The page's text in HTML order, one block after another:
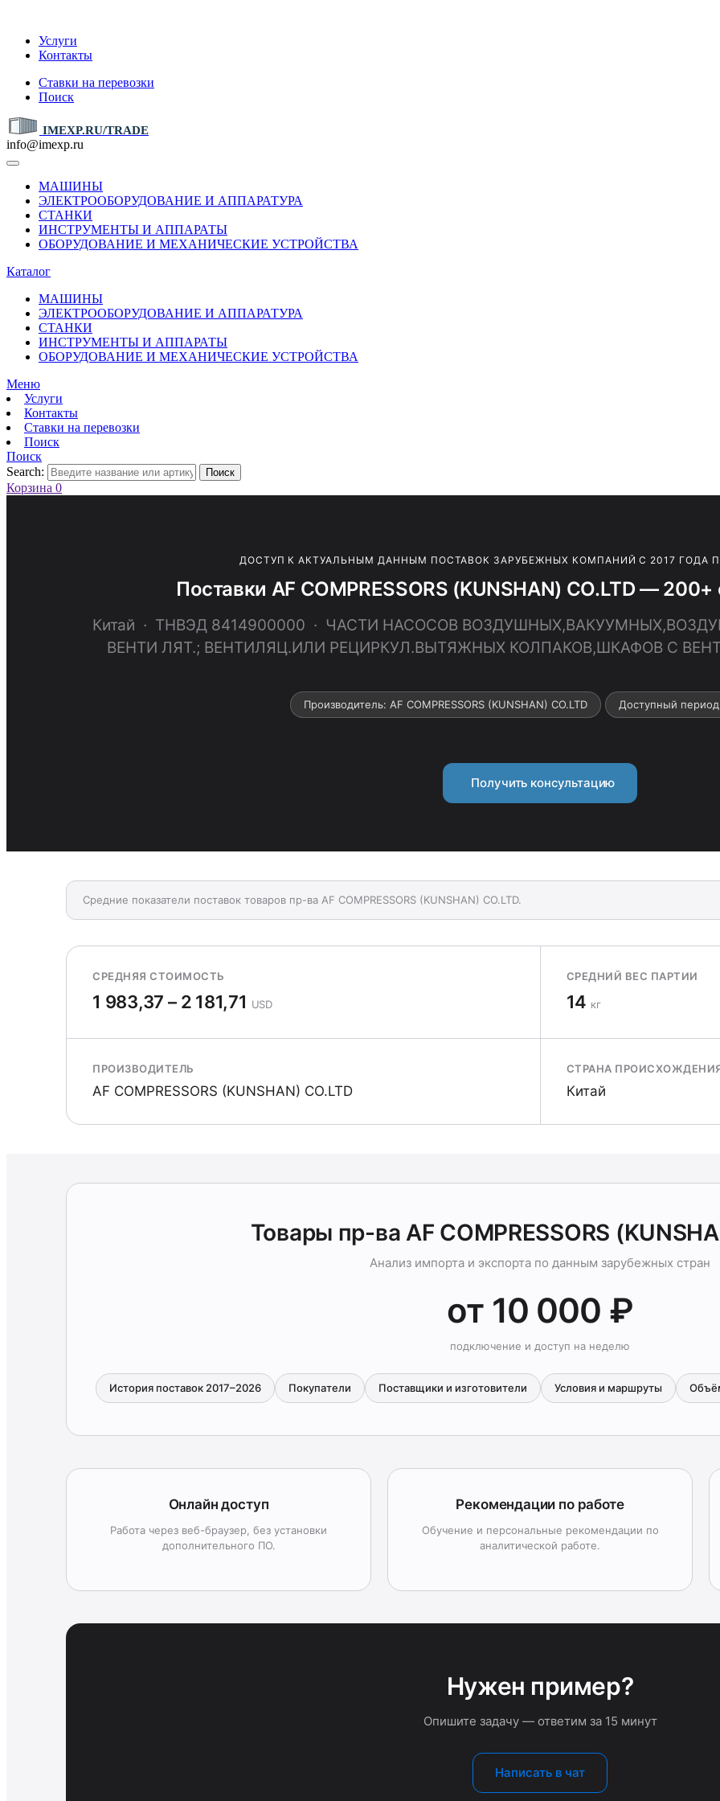
Услуги
Контакты
Ставки на перевозки
Поиск
IMEXP.RU/TRADE
info@imexp.ru
МАШИНЫ
ЭЛЕКТРООБОРУДОВАНИЕ И АППАРАТУРА
СТАНКИ
ИНСТРУМЕНТЫ И АППАРАТЫ
ОБОРУДОВАНИЕ И МЕХАНИЧЕСКИЕ УСТРОЙСТВА
Каталог
МАШИНЫ
ЭЛЕКТРООБОРУДОВАНИЕ И АППАРАТУРА
СТАНКИ
ИНСТРУМЕНТЫ И АППАРАТЫ
ОБОРУДОВАНИЕ И МЕХАНИЧЕСКИЕ УСТРОЙСТВА
Меню
Услуги
Контакты
Ставки на перевозки
Поиск
Поиск
Search:
Поиск
Корзина 0
ДОСТУП К АКТУАЛЬНЫМ ДАННЫМ ПОСТАВОК ЗАРУБЕЖНЫХ КОМПАНИЙ С 2017 ГОДА
Поставки AF COMPRESSORS (KUNSHAN) CO.LTD —
Китай · ТНВЭД 8414900000 · ЧАСТИ НАСОСОВ
ВЕНТИ ЛЯТ.; ВЕНТИЛЯЦ.ИЛИ РЕЦИРКУЛ.ВЫТЯЖНЫХ КОЛПАКОВ,ШКАФОВ С
Производитель: AF COMPRESSORS (KUNSHAN) CO.LTD Доступный
Получить консультацию
Средние показатели поставок товаров пр-ва AF COMPRESSORS (KUNSHAN) CO.LTD.
СРЕДНЯЯ СТОИМОСТЬ
1 983,37 – 2 181,71 USD
СРЕДНИЙ ВЕС ПАРТИИ
14 кг
ПРОИЗВОДИТЕЛЬ
AF COMPRESSORS (KUNSHAN) CO.LTD
СТРАНА
Китай
Товары пр-ва AF COMPRESSORS
Анализ импорта и экспорта по данным зарубежных стран
от 10 000 ₽
подключение и доступ на неделю
История поставок 2017–2026 Покупатели Поставщики и изготовители Условия и маршруты
Онлайн доступ
Работа через веб-браузер, без установки
дополнительного ПО.
Рекомендации по работе
Обучение и персональные рекомендации по
аналитической работе.
Нужен пример?
Опишите задачу — ответим за 15 минут
Написать в чат